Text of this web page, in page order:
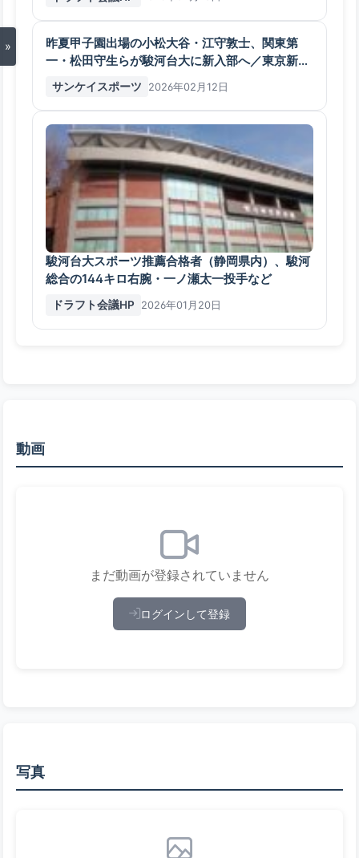
»
昨夏甲子園出場の小松大谷・江守敦士、関東第
一・松田守生らが駿河台大に新入部へ／東京新大
学
サンケイスポーツ 2026年02月12日
駿河台大スポーツ推薦合格者（静岡県内）、駿河
総合の144キロ右腕・一ノ瀬太一投手など
ドラフト会議HP 2026年01月20日
動画
まだ動画が登録されていません
ログインして登録
写真